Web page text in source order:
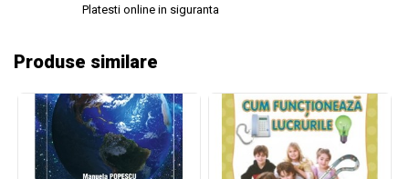
Platesti online in siguranta
Produse similare